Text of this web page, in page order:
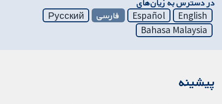
در دسترس به زیان‌های
English
Español فارسی
Русский
Bahasa Malaysia
پیشینه